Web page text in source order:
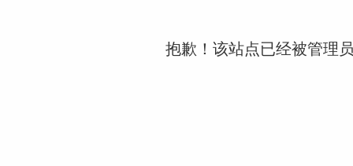
抱歉！该站点已经被管理